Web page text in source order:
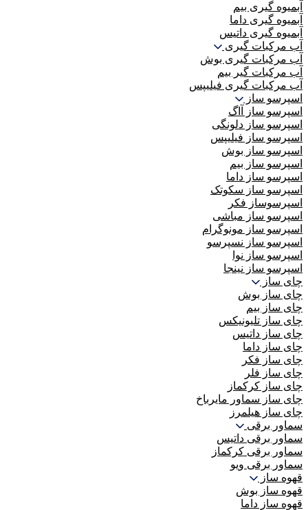
آبمیوه گیری بیم
آبمیوه گیری داما
آبمیوه گیری داتیس
آب مرکبات گیری
آب مرکبات گیری بوش
آب مرکبات گیر بیم
آب مرکبات گیری فیلیپس
اسپرسو ساز
اسپرسو ساز آاگ
اسپرسو ساز دلونگی
اسپرسو ساز فیلیپس
اسپرسو ساز بوش
اسپرسو ساز بیم
اسپرسو ساز داما
اسپرسو ساز سکوتک
اسپرسوساز فکر
اسپرسو ساز مباشی
اسپرسو ساز مونوگرام
اسپرسو ساز نسپرسو
اسپرسو ساز نوا
اسپرسو ساز نینجا
چای ساز
چای ساز بوش
چای ساز بیم
چای ساز تلیونیکس
چای ساز داتیس
چای ساز داما
چای ساز فکر
چای ساز فلر
چای ساز کرکماز
چای ساز سماور مایرباخ
چای ساز هیلمرز
سماور برقی
سماور برقی داتیس
سماور برقی کرکماز
سماور برقی ویو
قهوه ساز
قهوه ساز بوش
قهوه ساز داما